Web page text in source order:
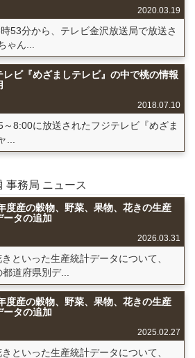
2020.03.19
53分から、テレビ金沢放送局で放送さ
ゃん...
レビ『めざましテレビ』の中で桃の情報
2018.07.10
8:00に放送されたフジテレビ『めざま
...
事務局 ニュース
度産の穀物、野菜、果物、花きの生産
ータの追加
2026.03.31
といった生産統計データについて、
道府県別デ...
度産の穀物、野菜、果物、花きの生産
ータの追加
2025.02.27
といった生産統計データについて、